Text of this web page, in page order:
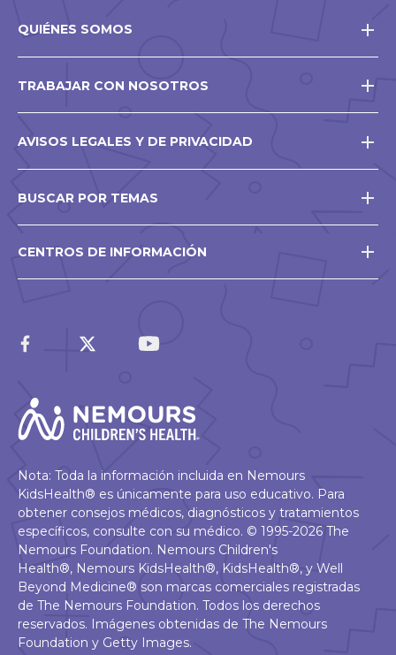
QUIÉNES SOMOS
TRABAJAR CON NOSOTROS
AVISOS LEGALES Y DE PRIVACIDAD
BUSCAR POR TEMAS
CENTROS DE INFORMACIÓN
Nota: Toda la información incluida en Nemours
KidsHealth® es únicamente para uso educativo. Para
obtener consejos médicos, diagnósticos y tratamientos
específicos, consulte con su médico. © 1995-2026 The
Nemours Foundation. Nemours Children's
Health®, Nemours KidsHealth®, KidsHealth®, y Well
Beyond Medicine® son marcas comerciales registradas
de The Nemours Foundation. Todos los derechos
reservados. Imágenes obtenidas de The Nemours
Foundation y Getty Images.